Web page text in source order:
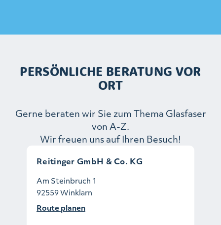
PERSÖNLICHE BERATUNG VOR
ORT
Gerne beraten wir Sie zum Thema Glasfaser
von A-Z.
Wir freuen uns auf Ihren Besuch!
Reitinger GmbH & Co. KG
Am Steinbruch 1
92559 Winklarn
Route planen